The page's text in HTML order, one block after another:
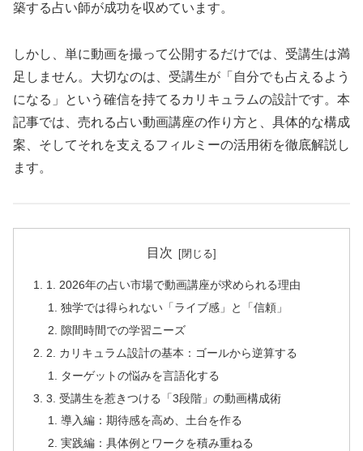
築する占い師が成功を収めています。
しかし、単に動画を撮って公開するだけでは、受講生は満
足しません。大切なのは、受講生が「自分でも占えるよう
になる」という確信を持てるカリキュラムの設計です。本
記事では、売れる占い動画講座の作り方と、具体的な構成
案、そしてそれを支えるフィルミーの活用術を徹底解説し
ます。
目次
1. 2026年の占い市場で動画講座が求められる理由
独学では得られない「ライブ感」と「信頼」
隙間時間での学習ニーズ
2. カリキュラム設計の基本：ゴールから逆算する
ターゲットの悩みを言語化する
3. 受講生を惹きつける「3段階」の動画構成術
導入編：期待感を高め、土台を作る
実践編：具体例とワークを積み重ねる